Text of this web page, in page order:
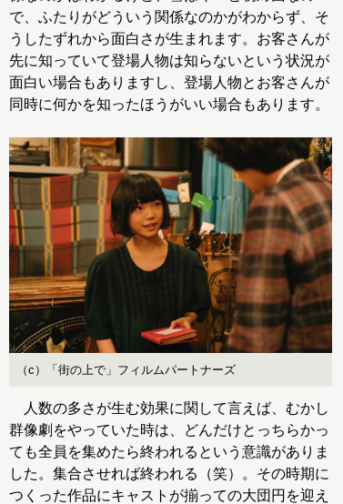
で、ふたりがどういう関係なのかがわからず、そ
うしたずれから面白さが生まれます。お客さんが
先に知っていて登場人物は知らないという状況が
面白い場合もありますし、登場人物とお客さんが
同時に何かを知ったほうがいい場合もあります。
（c）「街の上で」フィルムパートナーズ
人数の多さが生む効果に関して言えば、むかし
群像劇をやっていた時は、どんだけとっちらかっ
ても全員を集めたら終われるという意識がありま
した。集合させれば終われる（笑）。その時期に
つくった作品にキャストが揃っての大団円を迎え